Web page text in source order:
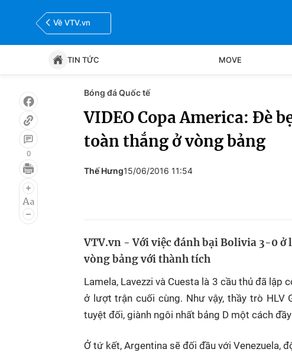
Về VTV.vn
TIN TỨC MOVE
Tin tức
Bóng đá Thể thao Điện tử
0
Bóng đá Quốc tế
VIDEO Copa America: Đè
toàn thắng ở vòng bảng
Thế Hưng15/06/2016 11:54
VTV.vn - Với việc đánh bại Bolivia 3-0
vòng bảng với thành tích
Lamela, Lavezzi và Cuesta là 3 cầu thủ đã
ở lượt trận cuối cùng. Như vậy, thầy trò HLV
tuyệt đối, giành ngôi nhất bảng D một cách
Ở tứ kết, Argentina sẽ đối đầu với Venezuela,